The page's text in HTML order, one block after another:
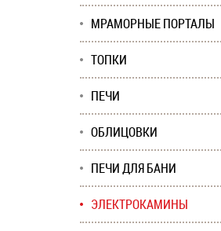
МРАМОРНЫЕ ПОРТАЛЫ
ТОПКИ
ПЕЧИ
ОБЛИЦОВКИ
ПЕЧИ ДЛЯ БАНИ
ЭЛЕКТРОКАМИНЫ